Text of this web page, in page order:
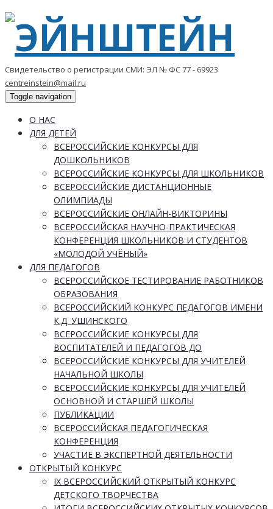
Свидетельство о регистрации СМИ: ЭЛ № ФС 77 - 69923
centreinstein@mail.ru
Toggle navigation
О НАС
ДЛЯ ДЕТЕЙ
ВСЕРОССИЙСКИЕ КОНКУРСЫ ДЛЯ
ДОШКОЛЬНИКОВ
ВСЕРОССИЙСКИЕ КОНКУРСЫ ДЛЯ ШКОЛЬНИКОВ
ВСЕРОССИЙСКИЕ ДИСТАНЦИОННЫЕ
ОЛИМПИАДЫ
ВСЕРОССИЙСКИЕ ОНЛАЙН-ВИКТОРИНЫ
ВСЕРОССИЙСКАЯ НАУЧНО-ПРАКТИЧЕСКАЯ
КОНФЕРЕНЦИЯ ШКОЛЬНИКОВ И СТУДЕНТОВ
«МОЛОДОЙ УЧЁНЫЙ»
ДЛЯ ПЕДАГОГОВ
ВСЕРОССИЙСКОЕ ТЕСТИРОВАНИЕ РАБОТНИКОВ
ОБРАЗОВАНИЯ
ВСЕРОССИЙСКИЙ КОНКУРС ПЕДАГОГОВ ИМЕНИ
К.Д. УШИНСКОГО
ВСЕРОССИЙСКИЕ КОНКУРСЫ ДЛЯ
ВОСПИТАТЕЛЕЙ И ПЕДАГОГОВ ДО
ВСЕРОССИЙСКИЕ КОНКУРСЫ ДЛЯ УЧИТЕЛЕЙ
НАЧАЛЬНОЙ ШКОЛЫ
ВСЕРОССИЙСКИЕ КОНКУРСЫ ДЛЯ УЧИТЕЛЕЙ
ОСНОВНОЙ И СТАРШЕЙ ШКОЛЫ
ПУБЛИКАЦИИ
ВСЕРОССИЙСКАЯ ПЕДАГОГИЧЕСКАЯ
КОНФЕРЕНЦИЯ
УЧАСТИЕ В ЭКСПЕРТНОЙ ДЕЯТЕЛЬНОСТИ
ОТКРЫТЫЙ КОНКУРС
IX ВСЕРОССИЙСКИЙ ОТКРЫТЫЙ КОНКУРС
ДЕТСКОГО ТВОРЧЕСТВА